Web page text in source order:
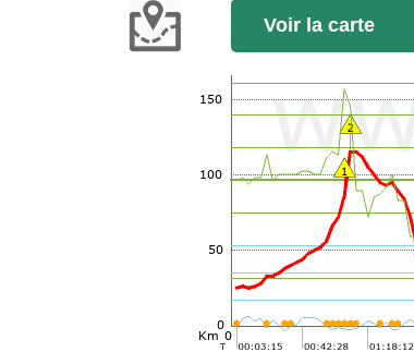
Voir la carte